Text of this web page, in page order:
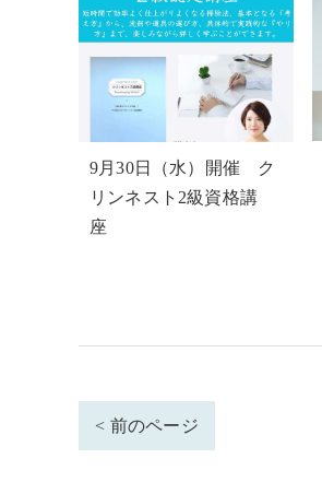
9月30日（水）開催 ク
リンネスト2級資格講
座
< 前のページ